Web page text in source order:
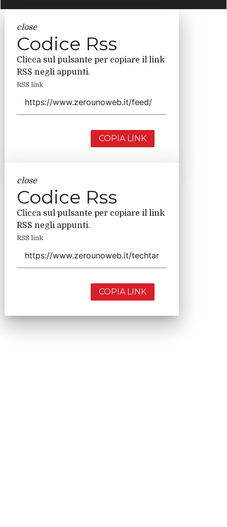
close
Codice Rss
Clicca sul pulsante per copiare il link
RSS negli appunti.
RSS link
COPIA LINK
close
Codice Rss
Clicca sul pulsante per copiare il link
RSS negli appunti.
RSS link
COPIA LINK